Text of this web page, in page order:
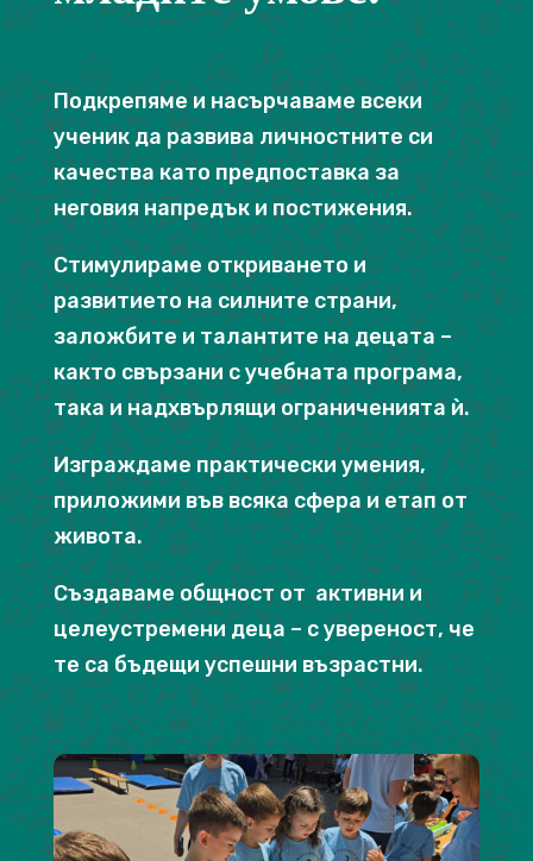
Подкрепяме и насърчаваме всеки
ученик да развива личностните си
качества като предпоставка за
неговия напредък и постижения.
Стимулираме откриването и
развитието на силните страни,
заложбите и талантите на децата –
както свързани с учебната програма,
така и надхвърлящи ограниченията ѝ.
Изграждаме практически умения,
приложими във всяка сфера и етап от
живота.
Създаваме общност от активни и
целеустремени деца – с увереност, че
те са бъдещи успешни възрастни.